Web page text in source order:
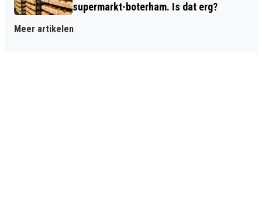
supermarkt-boterham. Is dat erg?
Meer artikelen